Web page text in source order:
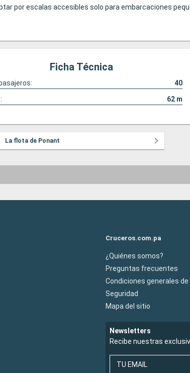
por escalas accesibles solo para embarcaciones
Ficha Técnica
40
62 m
La flota de Ponant
Cruceros.com.pa
¿Quiénes somos?
Preguntas frecuentes
Condiciones generales
Seguridad
Mapa del sitio
Newsletters
Recibe nuestras
TU EMAIL